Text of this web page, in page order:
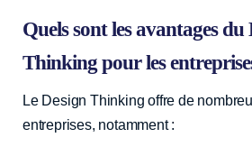
Quels sont les avantages du
Thinking pour les
Le Design Thinking offre de
entreprises, notamment :